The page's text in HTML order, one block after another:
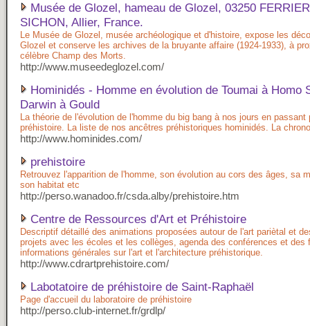
Musée de Glozel, hameau de Glozel, 03250
SICHON, Allier, France.
Le Musée de Glozel, musée archéologique et d'histoire, expose les
Glozel et conserve les archives de la bruyante affaire (1924-1933), à
célèbre Champ des Morts.
http://www.museedeglozel.com/
Hominidés - Homme en évolution de Toumai à Homo
Darwin à Gould
La théorie de l'évolution de l'homme du big bang à nos jours en passant
préhistoire. La liste de nos ancêtres préhistoriques hominidés. La
http://www.hominides.com/
prehistoire
Retrouvez l'apparition de l'homme, son évolution au cors des âges, sa
son habitat etc
http://perso.wanadoo.fr/csda.alby/prehistoire.htm
Centre de Ressources d'Art et Préhistoire
Descriptif détaillé des animations proposées autour de l'art pariètal et
projets avec les écoles et les collèges, agenda des conférences et des
informations générales sur l'art et l'architecture préhistorique.
http://www.cdrartprehistoire.com/
Labotatoire de préhistoire de Saint-Raphaël
Page d'accueil du laboratoire de préhistoire
http://perso.club-internet.fr/grdlp/